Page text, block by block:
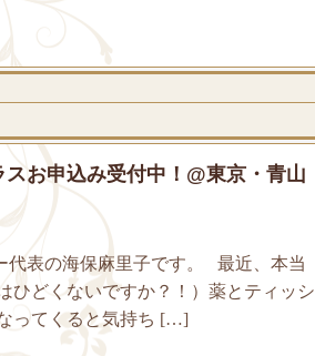
お申込み受付中！@東京・青山
表の海保麻里子です。 最近、本当
どくないですか？！）薬とティッシ
ってくると気持ち […]